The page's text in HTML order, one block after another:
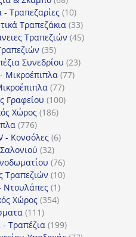
προϊόντα
- Τραπεζαρίες 1010
προϊόντα
Τραπεζάκια 3333
προϊόντα
Τραπεζιών 4545
3535
προϊόντα
Συνεδρίου 2323
Μικροέπιπλα 7777
7777
προϊόντα
Γραφείου 100100
Χώρος 186186
776776
προϊόντα
- Κονσόλες 66
3232
προϊόντα
7676
προϊόντα
Τραπεζιών 1010
Ντουλάπες 11
προϊόν
Χώρος 354354
111111
προϊόντα
Τραπέζια 199199